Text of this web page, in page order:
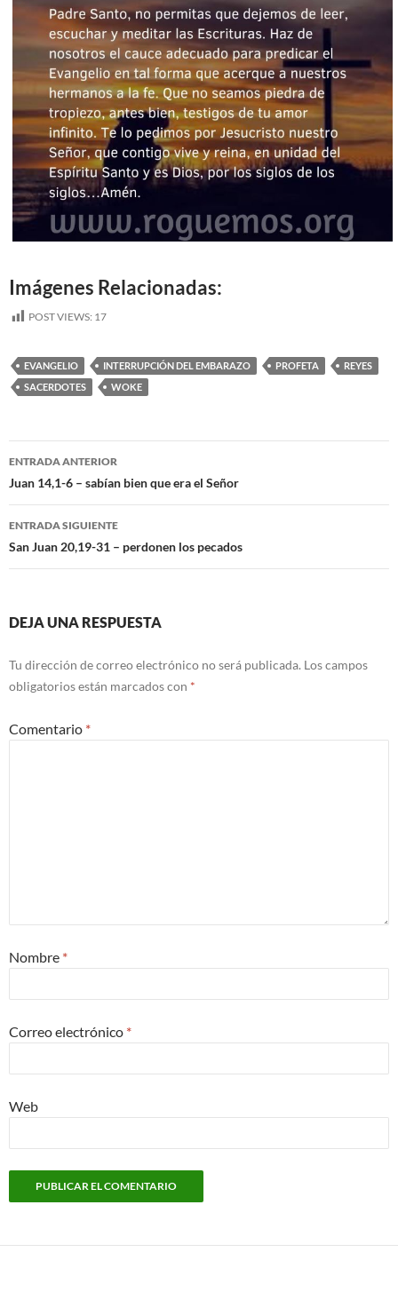
Imágenes Relacionadas:
POST VIEWS: 17
EVANGELIO INTERRUPCIÓN DEL EMBARAZO PROFETA
REYES
SACERDOTES
WOKE
Navegación
de
entradas
ENTRADA ANTERIOR
Juan 14,1-6 – sabían bien que era el Señor
ENTRADA SIGUIENTE
San Juan 20,19-31 – perdonen los pecados
DEJA UNA RESPUESTA
Tu dirección de correo electrónico no será publicada. Los campos
obligatorios están marcados con *
Comentario *
Nombre *
Correo electrónico *
Web